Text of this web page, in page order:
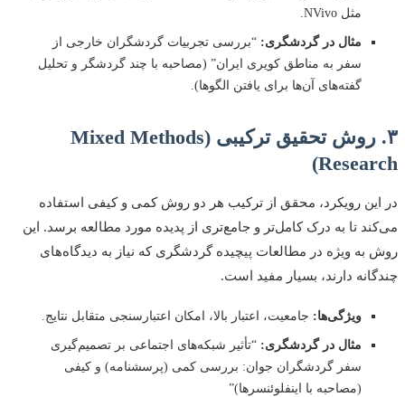
مثل NVivo.
مثال در گردشگری: “بررسی تجربیات گردشگران خارجی از
سفر به مناطق کویری ایران” (مصاحبه با چند گردشگر و تحلیل
گفته‌های آن‌ها برای یافتن الگوها).
۳. روش تحقیق ترکیبی (Mixed Methods
Research)
در این رویکرد، محقق از ترکیب هر دو روش کمی و کیفی استفاده
می‌کند تا به درک کامل‌تر و جامع‌تری از پدیده مورد مطالعه برسد. این
روش به ویژه در مطالعات پیچیده گردشگری که نیاز به دیدگاه‌های
چندگانه دارند، بسیار مفید است.
ویژگی‌ها: جامعیت، اعتبار بالا، امکان اعتبارسنجی متقابل نتایج.
مثال در گردشگری: “تأثیر شبکه‌های اجتماعی بر تصمیم‌گیری
سفر گردشگران جوان: بررسی کمی (پرسشنامه) و کیفی
(مصاحبه با اینفلوئنسرها)”